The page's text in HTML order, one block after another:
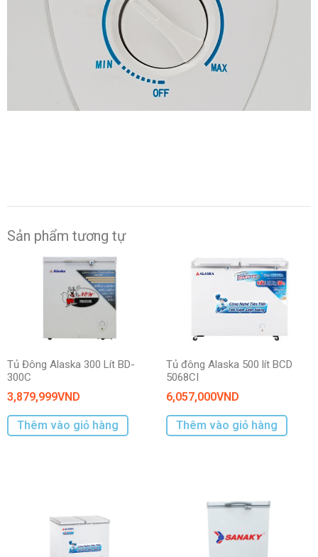
Sản phẩm tương tự
Tủ Đông Alaska 300 Lít BD-
300C
3,879,999VND
Thêm vào giỏ hàng
Tủ đông Alaska 500 lít BCD
5068CI
6,057,000VND
Thêm vào giỏ hàng